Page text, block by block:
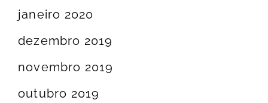
janeiro 2020
dezembro 2019
novembro 2019
outubro 2019